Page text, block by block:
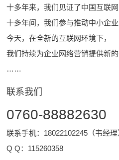
十多年来，我们见证了中国互联网
十多年间，我们参与推动中小企业
今天，在全新的互联网环境下，
我们持续为企业网络营销提供新的
……
联系我们
0760-88882630
联系手机：18022102245（韦经
Q Q： 115260358